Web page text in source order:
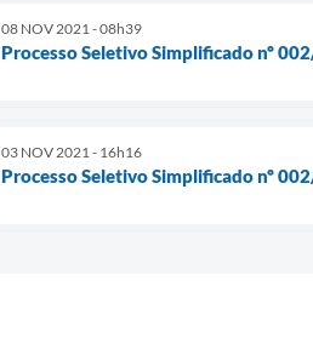
08 NOV 2021 - 08h39
Processo Seletivo Simplificado nº
03 NOV 2021 - 16h16
Processo Seletivo Simplificado nº